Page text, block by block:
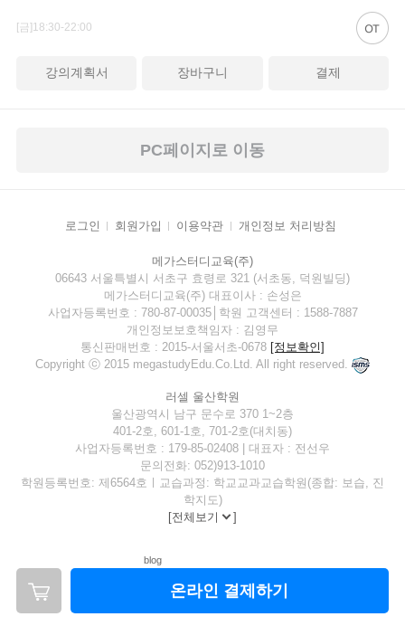
[금]18:30-22:00
강의계획서 장바구니 결제
PC페이지로 이동
로그인 회원가입 이용약관 개인정보 처리방침
메가스터디교육(주)
06643 서울특별시 서초구 효령로 321 (서초동, 덕원빌딩)
메가스터디교육(주) 대표이사 : 손성은
사업자등록번호 : 780-87-00035│학원 고객센터 : 1588-7887
개인정보보호책임자 : 김영무
통신판매번호 : 2015-서울서초-0678 [정보확인]
Copyright ⓒ 2015 megastudyEdu.Co.Ltd. All right reserved.
러셀 울산학원
울산광역시 남구 문수로 370 1~2층
401-2호, 601-1호, 701-2호(대치동)
사업자등록번호 : 179-85-02408 | 대표자 : 전선우
문의전화: 052)913-1010
학원등록번호: 제6564호ㅣ교습과정: 학교교과교습학원(종합: 보습, 진
학지도)
[전체보기 ]
blog
온라인 결제하기